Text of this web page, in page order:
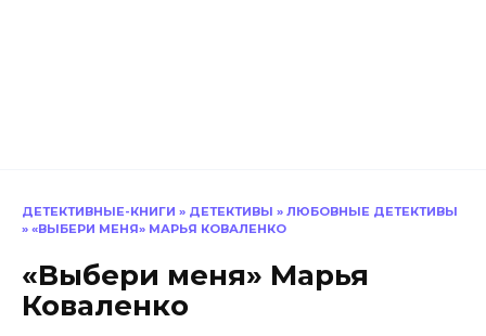
ДЕТЕКТИВНЫЕ-КНИГИ » ДЕТЕКТИВЫ » ЛЮБОВНЫЕ ДЕТЕКТИВЫ
» «ВЫБЕРИ МЕНЯ» МАРЬЯ КОВАЛЕНКО
«Выбери меня» Марья
Коваленко